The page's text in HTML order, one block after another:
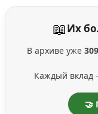
📖Их
В архиве уже
Каждый вклад
🤝